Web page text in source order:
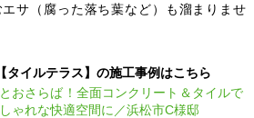
サ（腐った落ち葉など）も溜まりませ
イルテラス】の施工事例はこちら
おさらば！全面コンクリート＆タイルで
ゃれな快適空間に／浜松市C様邸